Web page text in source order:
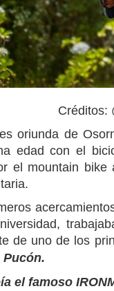
Créditos:
oriunda de
edad con el
el mountain bike
de uno de los
Pucón.
el famoso